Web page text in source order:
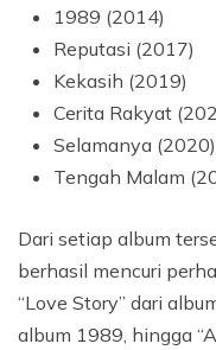
1989 (2014)
Reputasi (2017)
Kekasih (2019)
Cerita Rakyat
Selamanya (2020)
Tengah Malam
Dari setiap album
berhasil mencuri
“Love Story” dari
album 1989, hingga